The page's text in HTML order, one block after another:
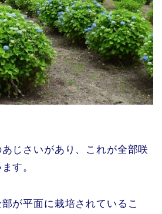
じさいがあり、これが全部咲
す。
が平面に栽培されているこ